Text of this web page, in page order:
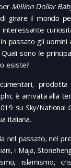
Million Dollar
girare il mondo
interessante
passato gli uomini
sono le
esiste?
è arrivata alla
su Sky/National
italiana.
nel passato, nel
i Maja,
islamismo,